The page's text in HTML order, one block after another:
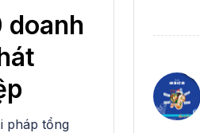
doanh
pháp tổng